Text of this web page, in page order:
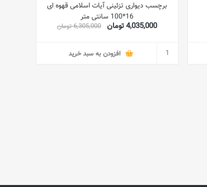
برچسب دیواری تزئینی آیات اسلامی قهوه ای
16*100 سانتی متر
4,035,000 تومان 6,305,000 تومان
افزودن به سبد خرید